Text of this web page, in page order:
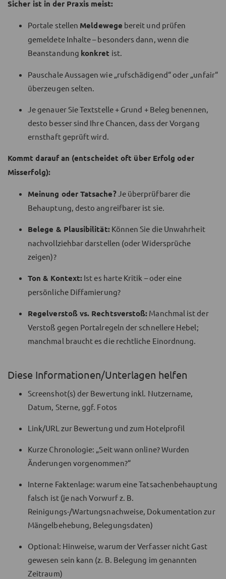
Sicher ist in der Praxis meist:
Portale stellen Meldewege bereit und prüfen
gemeldete Inhalte – besonders dann, wenn die
Beanstandung konkret ist.
Pauschale Aussagen wie „rufschädigend“ oder „unfair“
überzeugen selten.
Je genauer Sie Textstelle + Grund + Beleg benennen,
desto besser sind Ihre Chancen, dass der Vorgang
ernsthaft geprüft wird.
Kommt darauf an (entscheidet oft über Erfolg oder
Misserfolg):
Meinung oder Tatsache?Je überprüfbarer die
Behauptung, desto angreifbarer ist sie.
Belege & Plausibilität: Können Sie die Unwahrheit
nachvollziehbar darstellen (oder Widersprüche
zeigen)?
Ton & Kontext: Ist es harte Kritik – oder eine
persönliche Diffamierung?
Regelverstoß vs. Rechtsverstoß: Manchmal ist der
Verstoß gegen Portalregeln der schnellere Hebel;
manchmal braucht es die rechtliche Einordnung.
Diese Informationen/Unterlagen helfen
Screenshot(s) der Bewertung inkl. Nutzername,
Datum, Sterne, ggf. Fotos
Link/URL zur Bewertung und zum Hotelprofil
Kurze Chronologie: „Seit wann online? Wurden
Änderungen vorgenommen?“
Interne Faktenlage: warum eine Tatsachenbehauptung
falsch ist (je nach Vorwurf z. B.
Reinigungs-/Wartungsnachweise, Dokumentation zur
Mängelbehebung, Belegungsdaten)
Optional: Hinweise, warum der Verfasser nicht Gast
gewesen sein kann (z. B. Belegung im genannten
Zeitraum)